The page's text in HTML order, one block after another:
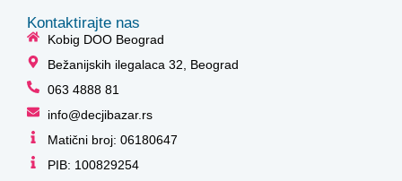
Kontaktirajte nas
Kobig DOO Beograd
Bežanijskih ilegalaca 32, Beograd
063 4888 81
info@decjibazar.rs
Matični broj: 06180647
PIB: 100829254